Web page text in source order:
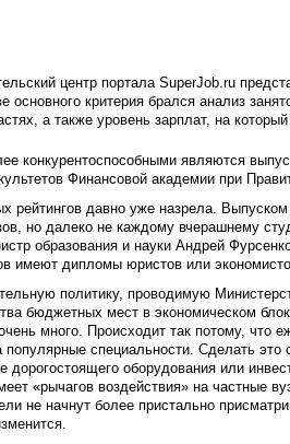
центр портала SuperJob.ru
основного критерия брался анализ
а также уровень зарплат, на
конкурентоспособными являются
Финансовой академии при
рейтингов давно уже назрела.
но далеко не каждому вчерашнему
образования и науки Андрей
имеют дипломы юристов или
политику, проводимую
бюджетных мест в экономическом
много. Происходит так потому, что
специальности. Сделать это
дорогостоящего оборудования или
«рычагов воздействия» на частные
не начнут более пристально